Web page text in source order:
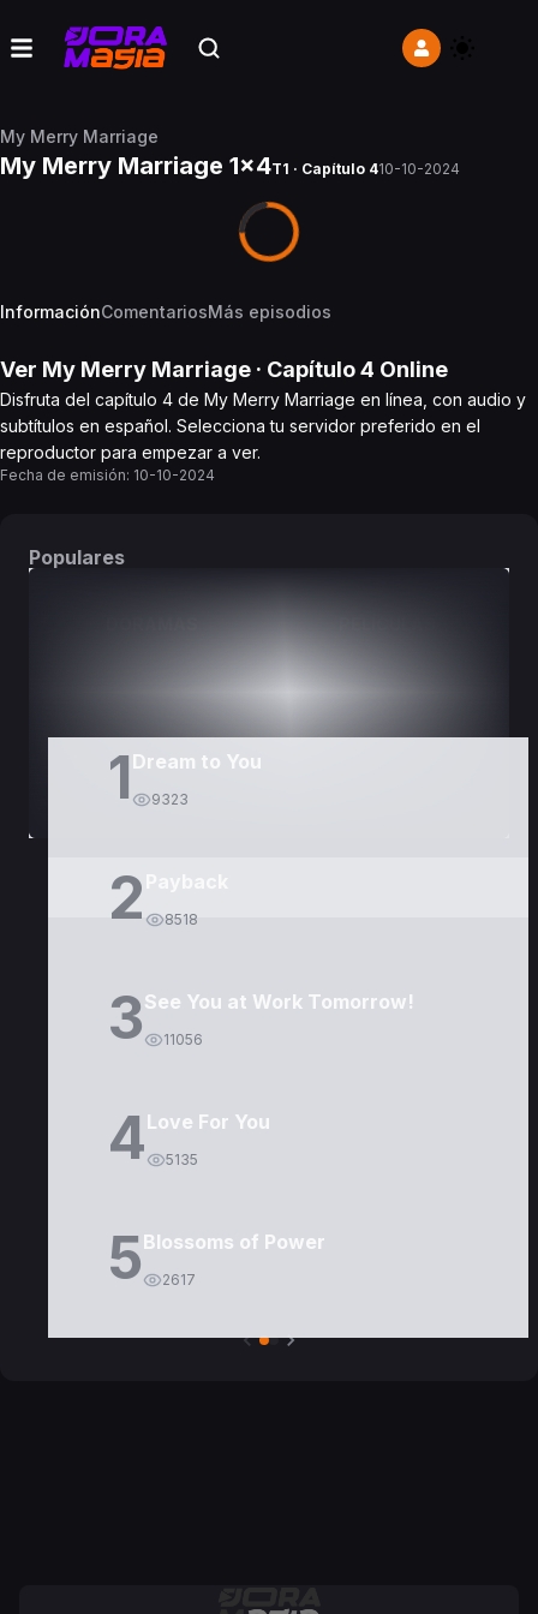
My Merry Marriage
My Merry Marriage 1x4T1 · Capítulo 410-10-2024
InformaciónComentariosMás episodios
Ver My Merry Marriage · Capítulo4 Online
Disfruta del capítulo 4 de My Merry Marriage en línea, con audio y
subtítulos en español. Selecciona tu servidor preferido en el
reproductor para empezar a ver.
Fecha de emisión: 10-10-2024
Populares
1 Dream to You
9323
2 8518
3See You at Work Tomorrow!
11056
4Love For You
5135
5Blossoms of Power
2617